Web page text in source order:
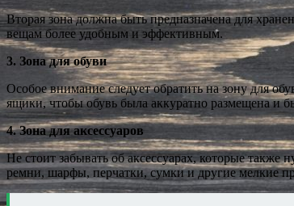
Вторая зона должна быть предназначена для
вещам более удобным и эффективным.
3. Зона для обуви
Особое внимание следует обратить на зону для
ящики, чтобы обувь была аккуратно размещена и
4. Зона для аксессуаров
Не стоит забывать об аксессуарах, которые
ремни, шарфы, перчатки, сумки и другие мелкие